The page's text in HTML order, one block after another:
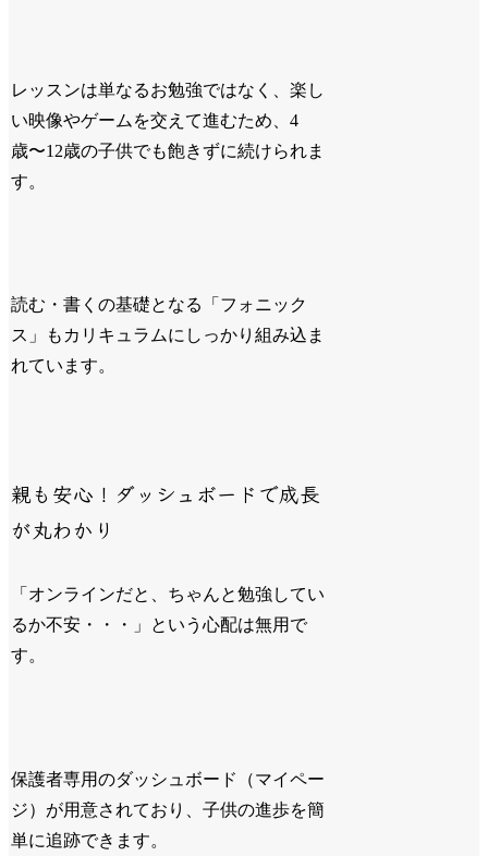
レッスンは単なるお勉強ではなく、楽し
い映像やゲームを交えて進むため、4
歳〜12歳の子供でも飽きずに続けられま
す。
読む・書くの基礎となる「フォニック
ス」もカリキュラムにしっかり組み込ま
れています。
親も安心！ダッシュボードで成長
が丸わかり
「オンラインだと、ちゃんと勉強してい
るか不安・・・」という心配は無用で
す。
保護者専用のダッシュボード（マイペー
ジ）が用意されており、子供の進歩を簡
単に追跡できます。